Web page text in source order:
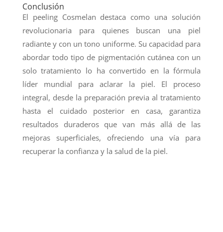
Conclusión
El peeling Cosmelan destaca como una solución
revolucionaria para quienes buscan una piel
radiante y con un tono uniforme. Su capacidad para
abordar todo tipo de pigmentación cutánea con un
solo tratamiento lo ha convertido en la fórmula
líder mundial para aclarar la piel. El proceso
integral, desde la preparación previa al tratamiento
hasta el cuidado posterior en casa, garantiza
resultados duraderos que van más allá de las
mejoras superficiales, ofreciendo una vía para
recuperar la confianza y la salud de la piel.